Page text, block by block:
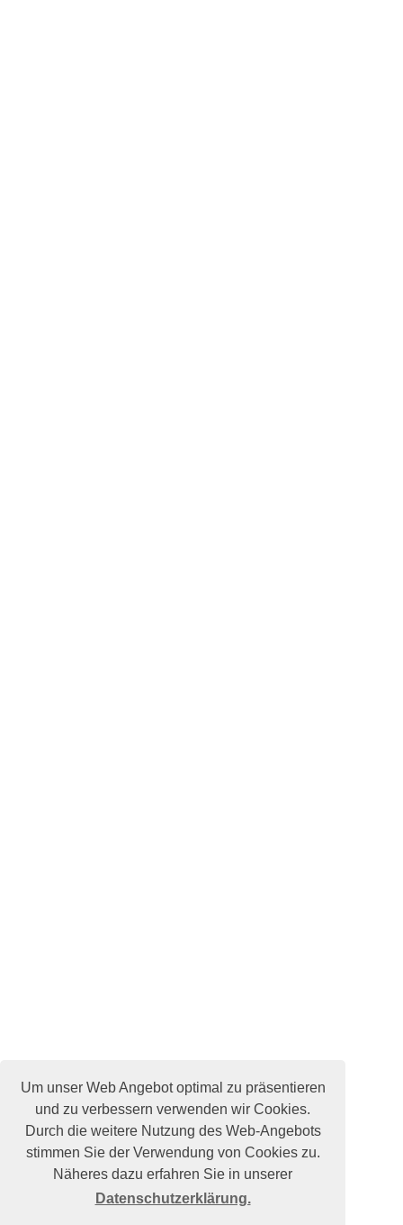
Um unser Web Angebot optimal zu präsentieren
und zu verbessern verwenden wir Cookies.
Durch die weitere Nutzung des Web-Angebots
stimmen Sie der Verwendung von Cookies zu.
Näheres dazu erfahren Sie in unserer
Datenschutzerklärung.